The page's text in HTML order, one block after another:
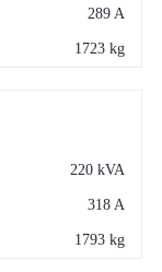
289 A
1723 kg
220 kVA
318 A
1793 kg